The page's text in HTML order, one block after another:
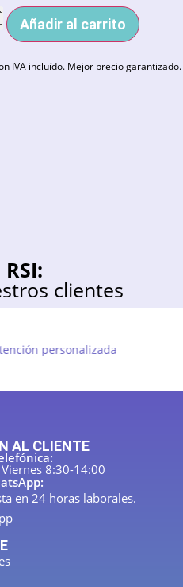
Añadir al carrito
IVA incluído. Mejor precio garantizado.
clientes
personalizada
AL CLIENTE
8:30-14:00
en 24 horas laborales.